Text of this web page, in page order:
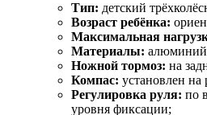
Тип: детский
Возраст ребёнка:
Максимальная
Материалы:
Ножной тормоз: на
Компас: установлен на
Регулировка руля: по
уровня фиксации;